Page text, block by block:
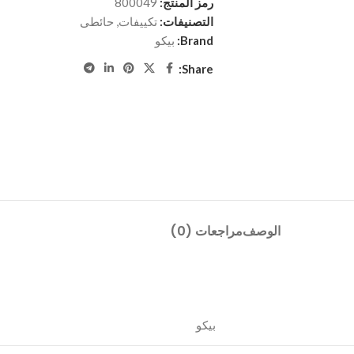
التصنيفات: تكييفات, حائطى
Brand: بيكو
Share:
الوصفمراجعات (0)